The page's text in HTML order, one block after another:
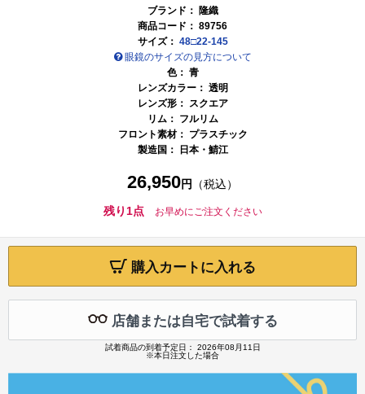
ブランド： 隆織
商品コード： 89756
サイズ： 48□22-145
眼鏡のサイズの見方について
色： 青
レンズカラー： 透明
レンズ形： スクエア
リム： フルリム
フロント素材： プラスチック
製造国：
日本・鯖江
26,950円 （税込）
残り1点 お早めにご注文ください
購入カートに入れる
店舗または自宅で試着する
試着商品の到着予定日： 2026年08月11日
※本日注文した場合